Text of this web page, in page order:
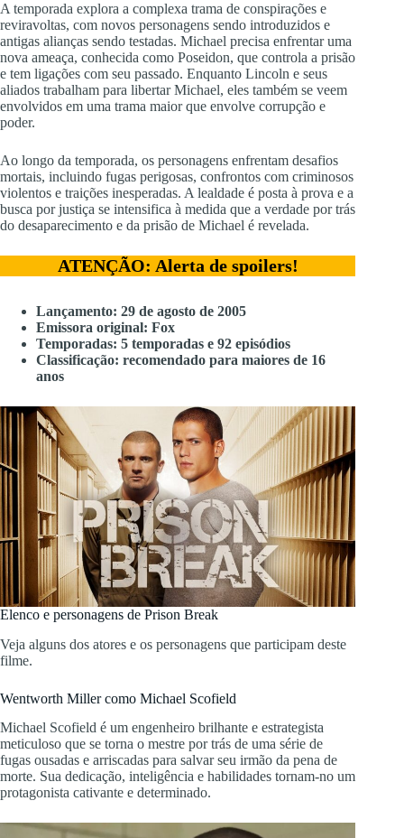
A temporada explora a complexa trama de conspirações e
reviravoltas, com novos personagens sendo introduzidos e
antigas alianças sendo testadas. Michael precisa enfrentar uma
nova ameaça, conhecida como Poseidon, que controla a prisão
e tem ligações com seu passado. Enquanto Lincoln e seus
aliados trabalham para libertar Michael, eles também se veem
envolvidos em uma trama maior que envolve corrupção e
poder.
Ao longo da temporada, os personagens enfrentam desafios
mortais, incluindo fugas perigosas, confrontos com criminosos
violentos e traições inesperadas. A lealdade é posta à prova e a
busca por justiça se intensifica à medida que a verdade por trás
do desaparecimento e da prisão de Michael é revelada.
ATENÇÃO: Alerta de spoilers!
Lançamento: 29 de agosto de 2005
Emissora original: Fox
Temporadas: 5 temporadas e 92 episódios
Classificação: recomendado para maiores de 16
anos
Elenco e personagens de Prison Break
Veja alguns dos atores e os personagens que participam deste
filme.
Wentworth Miller como Michael Scofield
Michael Scofield é um engenheiro brilhante e estrategista
meticuloso que se torna o mestre por trás de uma série de
fugas ousadas e arriscadas para salvar seu irmão da pena de
morte. Sua dedicação, inteligência e habilidades tornam-no um
protagonista cativante e determinado.